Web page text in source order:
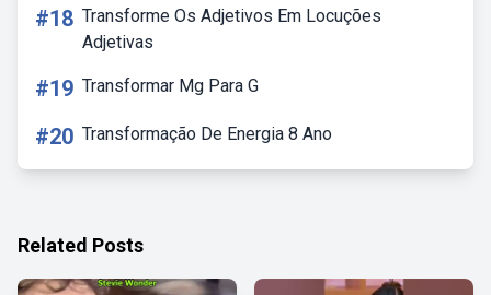
#18 Transforme Os Adjetivos Em Locuções
Adjetivas
#19 Transformar Mg Para G
#20 Transformação De Energia 8 Ano
Related Posts